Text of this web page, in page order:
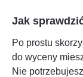
Jak
Po prostu
do wyceny
Nie